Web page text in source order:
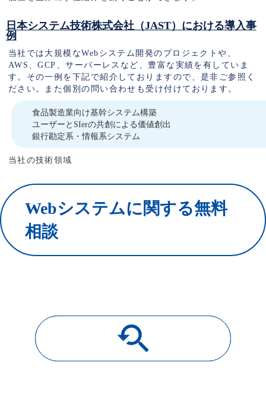
日本システム技術株式会社（JAST）における導入事
例
当社では大規模なWebシステム開発のプロジェクトや、
AWS、GCP、サーバーレスなど、豊富な実績を有していま
す。その一例を下記で紹介しておりますので、是非ご参照く
ださい。また個別の問い合わせも受け付けております。
食品製造業向け基幹システム構築
ユーザーとSIerの共創による価値創出
銀行勘定系・情報系システム
当社の技術領域
Webシステムに関する無料
相談
導入事例一覧
youtube_searched_for